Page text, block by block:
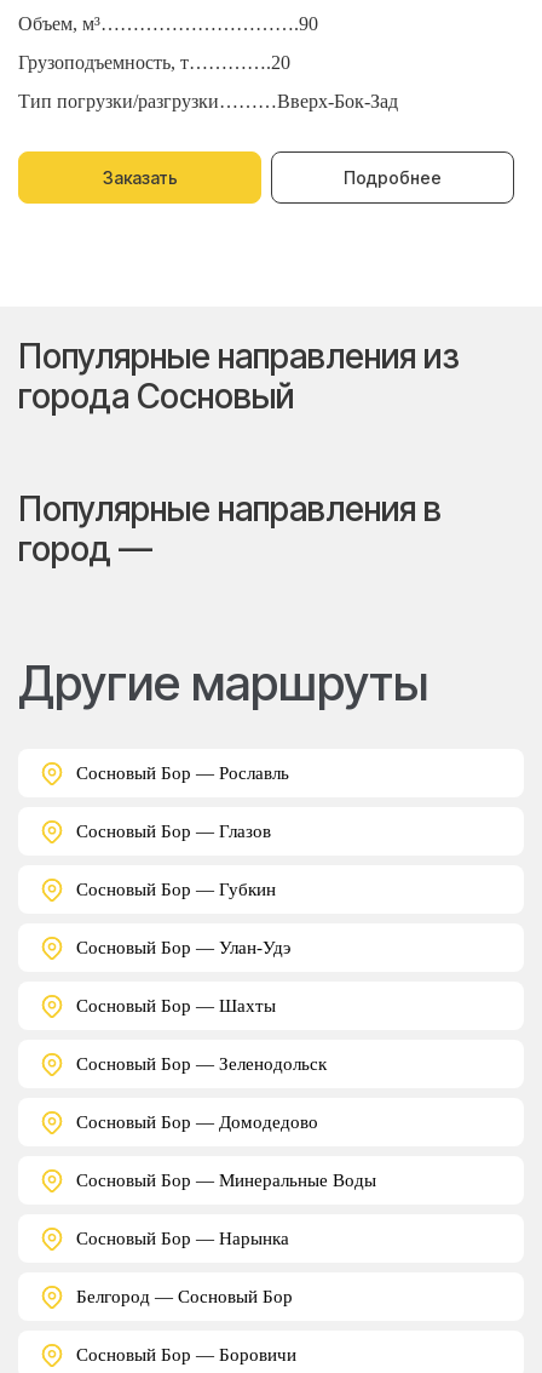
Объем, м³………………………….90
Грузоподъемность, т………….20
Тип погрузки/разгрузки………Вверх-Бок-Зад
Заказать Подробнее
Популярные направления из
города Сосновый
Популярные направления в
город —
Другие маршруты
Сосновый Бор — Рославль
Сосновый Бор — Глазов
Сосновый Бор — Губкин
Сосновый Бор — Улан-Удэ
Сосновый Бор — Шахты
Сосновый Бор — Зеленодольск
Сосновый Бор — Домодедово
Сосновый Бор — Минеральные Воды
Сосновый Бор — Нарынка
Белгород — Сосновый Бор
Сосновый Бор — Боровичи